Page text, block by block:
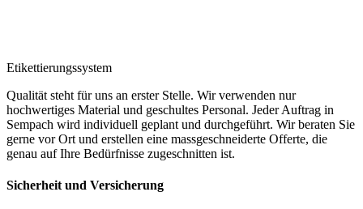
Etikettierungssystem
Qualität steht für uns an erster Stelle. Wir verwenden nur
hochwertiges Material und geschultes Personal. Jeder Auftrag in
Sempach wird individuell geplant und durchgeführt. Wir beraten Sie
gerne vor Ort und erstellen eine massgeschneiderte Offerte, die
genau auf Ihre Bedürfnisse zugeschnitten ist.
Sicherheit und Versicherung